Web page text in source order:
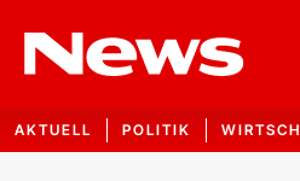
AKTUELL POLITIK